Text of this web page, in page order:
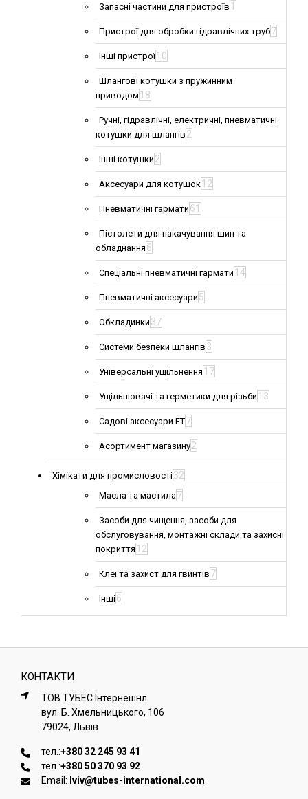
Запасні частини для пристроїв 1
Пристрої для обробки гідравлічних труб7
Інші пристрої 10
Шлангові котушки з пружинним
приводом 18
Ручні, гідравлічні, електричні, пневматичні
котушки для шлангів 2
Інші котушки 2
Аксесуари для котушок 12
Пневматичні гармати 61
Пістолети для накачування шин та
обладнання 6
Спеціальні пневматичні гармати 14
Пневматичні аксесуари 5
Обкладинки 37
Системи безпеки шлангів 3
Універсальні ущільнення 17
Ущільнювачі та герметики для різьби 13
Садові аксесуари FT7
Асортимент магазину2
Хімікати для промисловості32
Масла та мастила7
Засоби для чищення, засоби для
обслуговування, монтажні склади та захисні
покриття 12
Клеї та захист для гвинтів 7
Інші6
КОНТАКТИ
ТОВ ТУБЕС Iнтернешнл
вул. Б. Хмельницького, 106
79024, Львiв
тел.:+380 32 245 93 41
тел.:+380 50 370 93 92
Email: lviv@tubes-international.com